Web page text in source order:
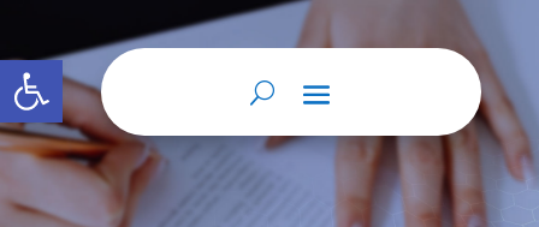
Abrir barra de herramientas